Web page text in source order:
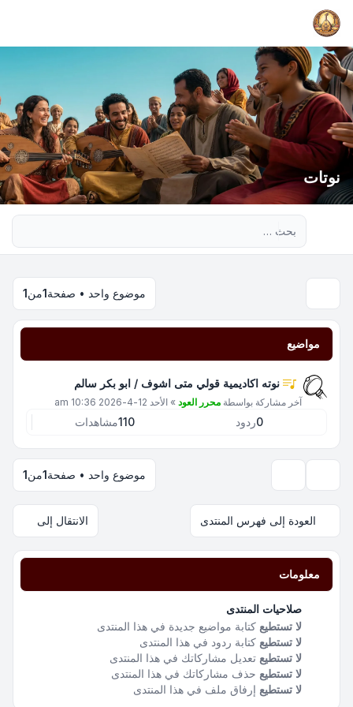
نوتات
موضوع واحد • صفحة1من1
مواضيع
نوته اكاديمية قولي متى اشوف / ابو بكر سالم
آخر مشاركة بواسطة محرر العود » الأحد 12-4-2026 10:36 am
0ردود 110مشاهدات
موضوع واحد • صفحة1من1
العودة إلى فهرس المنتدى الانتقال إلى
معلومات
صلاحيات المنتدى
لا تستطيع كتابة مواضيع جديدة في هذا المنتدى
لا تستطيع كتابة ردود في هذا المنتدى
لا تستطيع تعديل مشاركاتك في هذا المنتدى
لا تستطيع حذف مشاركاتك في هذا المنتدى
لا تستطيع إرفاق ملف في هذا المنتدى